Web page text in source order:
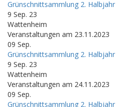
Grünschnittsammlung 2. Halbjahr
9 Sep. 23
Wattenheim
Veranstaltungen am 23.11.2023
09 Sep.
Grünschnittsammlung 2. Halbjahr
9 Sep. 23
Wattenheim
Veranstaltungen am 24.11.2023
09 Sep.
Grünschnittsammlung 2. Halbjahr